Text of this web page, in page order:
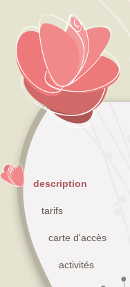
description
tarifs
carte d'accès
activités